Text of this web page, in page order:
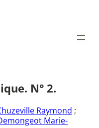
N° 2.
Raymond ;
Marie-